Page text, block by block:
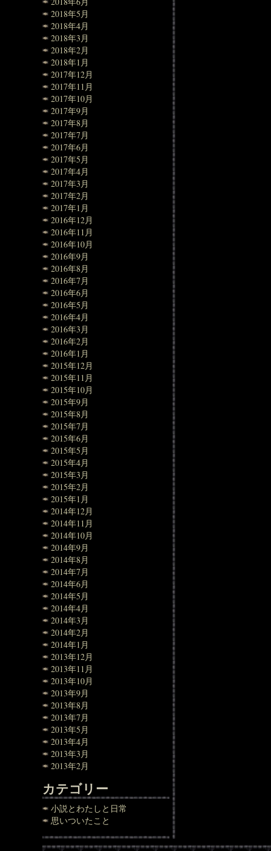
2018年5月
2018年4月
2018年3月
2018年2月
2018年1月
2017年12月
2017年11月
2017年10月
2017年9月
2017年8月
2017年7月
2017年6月
2017年5月
2017年4月
2017年3月
2017年2月
2017年1月
2016年12月
2016年11月
2016年10月
2016年9月
2016年8月
2016年7月
2016年6月
2016年5月
2016年4月
2016年3月
2016年2月
2016年1月
2015年12月
2015年11月
2015年10月
2015年9月
2015年8月
2015年7月
2015年6月
2015年5月
2015年4月
2015年3月
2015年2月
2015年1月
2014年12月
2014年11月
2014年10月
2014年9月
2014年8月
2014年7月
2014年6月
2014年5月
2014年4月
2014年3月
2014年2月
2014年1月
2013年12月
2013年11月
2013年10月
2013年9月
2013年8月
2013年7月
2013年5月
2013年4月
2013年3月
2013年2月
カテゴリー
小説とわたしと日常
思いついたこと